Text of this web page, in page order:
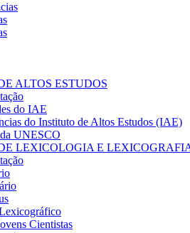
ALTOS ESTUDOS
do IAE
do Instituto de Altos Estudos (IAE)
UNESCO
LEXICOLOGIA E
Cientistas